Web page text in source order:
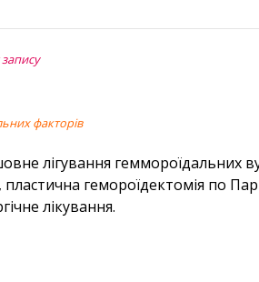
факторів
лігування геммороїдальних
гемороїдектомія по
лікування.